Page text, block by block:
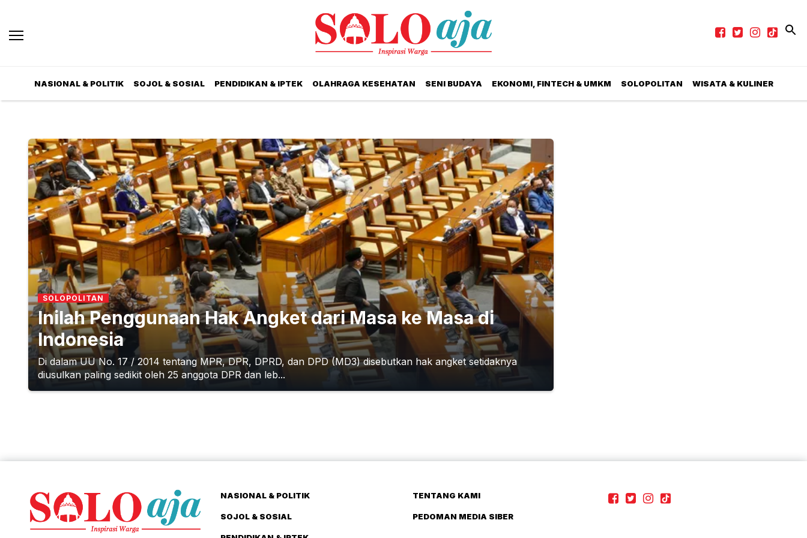
NASIONAL & POLITIK SOJOL & SOSIAL PENDIDIKAN & IPTEK OLAHRAGA KESEHATAN SENI BUDAYA EKONOMI, FINTECH & UMKM SOLOPOLITAN WISATA & KULINER
SOLOPOLITAN
Inilah Penggunaan Hak Angket dari Masa ke Masa di
Indonesia
Di dalam UU No. 17 / 2014 tentang MPR, DPR, DPRD, dan DPD (MD3) disebutkan hak angket setidaknya
diusulkan paling sedikit oleh 25 anggota DPR dan leb...
NASIONAL & POLITIK
SOJOL & SOSIAL
TENTANG KAMI
PEDOMAN MEDIA SIBER